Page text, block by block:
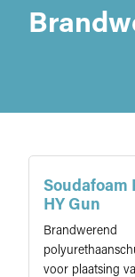
Soudafoam
HY Gun
Brandwerend
voor plaatsing